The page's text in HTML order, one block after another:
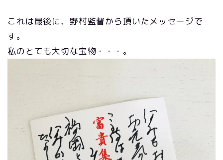
これは最後に、野村監督から頂いたメッセージで
す。
私のとても大切な宝物・・・。